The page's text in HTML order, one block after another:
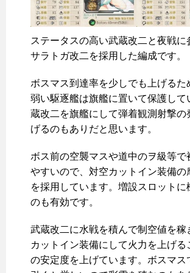
ステータスの高い武蔵改二と夜戦に
サラトガ改二を採用した編成です。
ボスマス到達率を少しでも上げるた
弱い駆逐艦は旗艦に置いて保護して
蔵改二を旗艦にして弾着観測射撃の
げるのもありだと思います。
ボス前の空襲マスや道中のヲ級等で
やすいので、対空カットイン装備の
を採用しています。増設スロットに
のも有効です。
武蔵改二に水戦を積んで制空値を稼
カットイン装備にして火力を上げる
の安定度を上げています。ボスマス